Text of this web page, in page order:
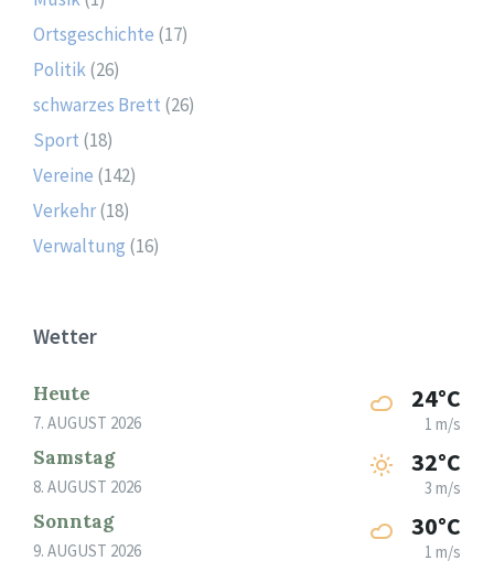
Ortsgeschichte (17)
Politik(26)
schwarzes Brett (26)
Sport (18)
Vereine (142)
Verkehr(18)
Verwaltung (16)
Wetter
Heute
7. AUGUST 2026
24°C
1 m/s
Samstag
8. AUGUST 2026
32°C
3 m/s
Sonntag
9. AUGUST 2026
30°C
1 m/s